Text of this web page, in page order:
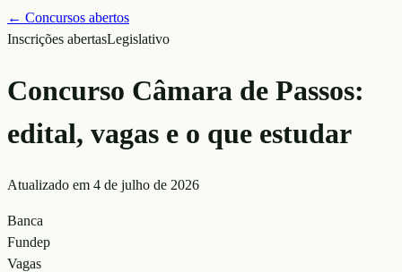
← Concursos abertos
Inscrições abertasLegislativo
Concurso Câmara de Passos:
edital, vagas e o que estudar
Atualizado em 4 de julho de 2026
Banca
Fundep
Vagas